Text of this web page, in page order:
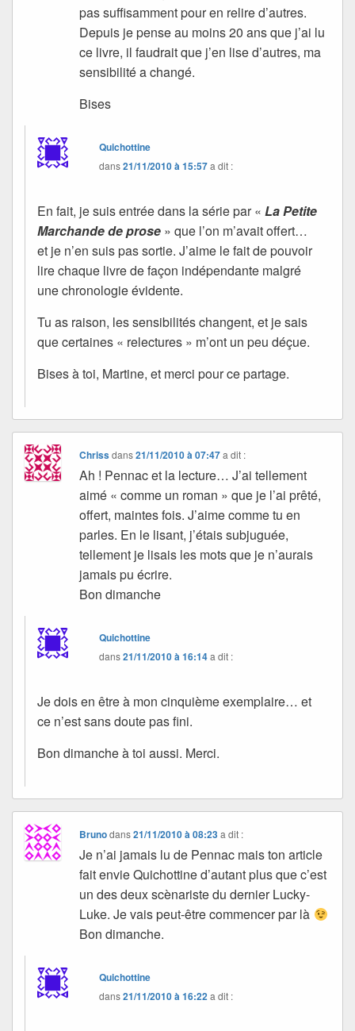
pas suffisamment pour en relire d’autres.
Depuis je pense au moins 20 ans que j’ai lu
ce livre, il faudrait que j’en lise d’autres, ma
sensibilité a changé.
Bises
Quichottine
dans21/11/2010 à 15:57a dit :
En fait, je suis entrée dans la série par « La Petite
Marchande de prose » que l’on m’avait offert…
et je n’en suis pas sortie. J’aime le fait de pouvoir
lire chaque livre de façon indépendante malgré
une chronologie évidente.
Tu as raison, les sensibilités changent, et je sais
que certaines « relectures » m’ont un peu déçue.
Bises à toi, Martine, et merci pour ce partage.
Chrissdans21/11/2010 à 07:47 a dit :
Ah ! Pennac et la lecture… J’ai tellement
aimé « comme un roman » que je l’ai prêté,
offert, maintes fois. J’aime comme tu en
parles. En le lisant, j’étais subjuguée,
tellement je lisais les mots que je n’aurais
jamais pu écrire.
Bon dimanche
Quichottine
dans21/11/2010 à 16:14a dit :
Je dois en être à mon cinquième exemplaire… et
ce n’est sans doute pas fini.
Bon dimanche à toi aussi. Merci.
Brunodans21/11/2010 à 08:23 a dit :
Je n’ai jamais lu de Pennac mais ton article
fait envie Quichottine d’autant plus que c’est
un des deux scènariste du dernier Lucky-
Luke. Je vais peut-être commencer par là
Bon dimanche.
Quichottine
dans21/11/2010 à 16:22a dit :